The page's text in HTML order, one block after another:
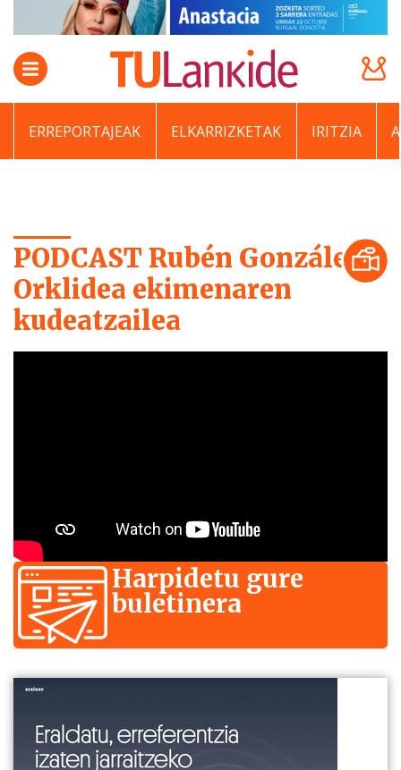
ERREPORTAJEAK ELKARRIZKETAK IRITZIA
PODCAST Rubén González,
Orklidea ekimenaren
kudeatzailea
Harpidetu gure
buletinera